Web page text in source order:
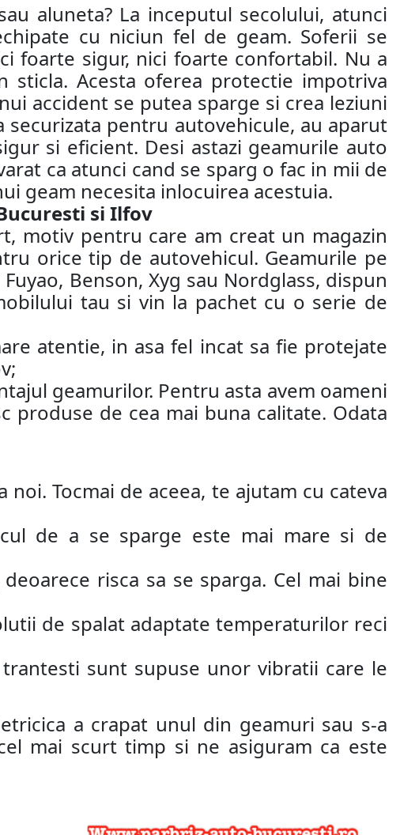
aluneta? La inceputul secolului, atunci
cu niciun fel de geam. Soferii se
foarte sigur, nici foarte confortabil. Nu a
Acesta oferea protectie impotriva
accident se putea sparge si crea leziuni
securizata pentru autovehicule, au aparut
si eficient. Desi astazi geamurile auto
ca atunci cand se sparg o fac in mii de
geam necesita inlocuirea acestuia.
si Ilfov
motiv pentru care am creat un magazin
orice tip de autovehicul. Geamurile pe
Benson, Xyg sau Nordglass, dispun
tau si vin la pachet cu o serie de
atentie, in asa fel incat sa fie protejate
geamurilor. Pentru asta avem oameni
produse de cea mai buna calitate. Odata
Tocmai de aceea, te ajutam cu cateva
de a se sparge este mai mare si de
risca sa se sparga. Cel mai bine
de spalat adaptate temperaturilor reci
sunt supuse unor vibratii care le
a crapat unul din geamuri sau s-a
mai scurt timp si ne asiguram ca este